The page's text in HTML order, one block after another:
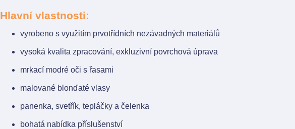
Hlavní vlastnosti:
vyrobeno s využitím prvotřídních nezávadných materiálů
vysoká kvalita zpracování, exkluzivní povrchová úprava
mrkací modré oči s řasami
malované blonďaté vlasy
panenka, svetřík, tepláčky a čelenka
bohatá nabídka příslušenství